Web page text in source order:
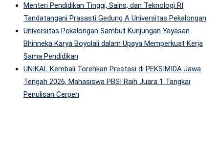
Menteri Pendidikan Tinggi, Sains, dan Teknologi RI
Tandatangani Prasasti Gedung A Universitas Pekalongan
Universitas Pekalongan Sambut Kunjungan Yayasan
Bhinneka Karya Boyolali dalam Upaya Memperkuat Kerja
Sama Pendidikan
UNIKAL Kembali Torehkan Prestasi di PEKSIMIDA Jawa
Tengah 2026, Mahasiswa PBSI Raih Juara 1 Tangkai
Penulisan Cerpen